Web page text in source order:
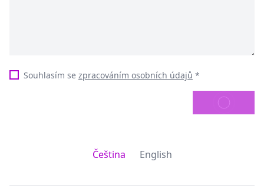
Souhlasím se zpracováním osobních údajů *
ODESLAT
Čeština English